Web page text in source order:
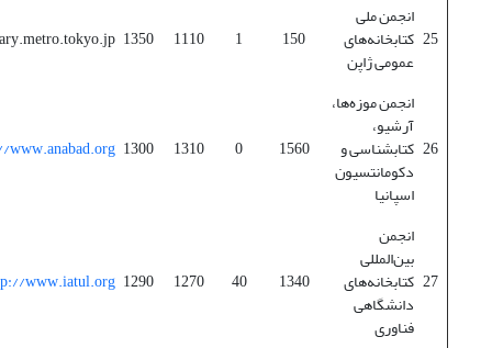
25
انجمن ملی
کتابخانه‌های
عمومی ژاپن
150
1
1110
1350
26
انجمن موزه‌ها،
آرشیو،
کتابشناسی و
دکومانتسیون
اسپانیا
1560
0
1310
1300
27
انجمن
بین‌المللی
کتابخانه‌های
دانشگاهی
فناوری
1340
40
1270
1290
www.iatul.org/